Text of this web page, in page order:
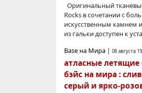
Оригинальный
Rocks в сочетании с
искусственным камнем
из гальки доступен к
Base на Мира | 08 августа
атласные
бэйс на мира :
серый и ярко-